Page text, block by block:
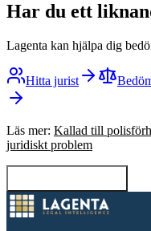
Har du ett
Lagenta kan hjälpa dig
Hitta jurist
Läs mer: Kallad till
juridiskt problem